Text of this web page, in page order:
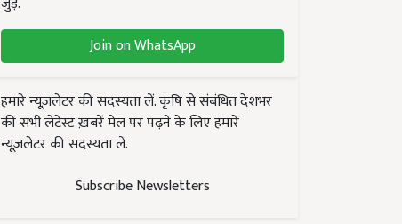
Join on WhatsApp
हमारे न्यूज़लेटर की सदस्यता लें. कृषि से संबंधित देशभर
की सभी लेटेस्ट ख़बरें मेल पर पढ़ने के लिए हमारे
न्यूज़लेटर की सदस्यता लें.
Subscribe Newsletters